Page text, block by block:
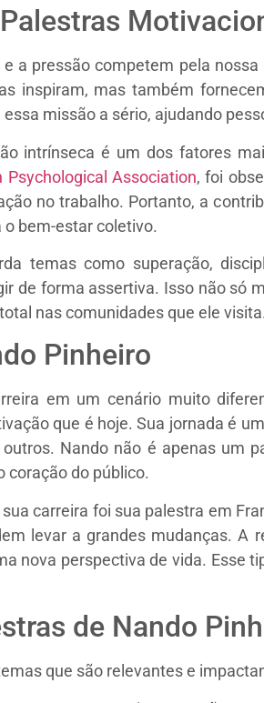
a pressão competem pela
inspiram, mas também
missão a sério, ajudando
intrínseca é um dos fatores
Psychological Association, foi
no trabalho. Portanto, a
bem-estar coletivo.
temas como superação,
de forma assertiva. Isso não
nas comunidades que ele visita.
Pinheiro
em um cenário muito
que é hoje. Sua jornada é
Nando não é apenas um
coração do público.
carreira foi sua palestra em
levar a grandes mudanças.
nova perspectiva de vida. Esse
de Nando
que são relevantes e